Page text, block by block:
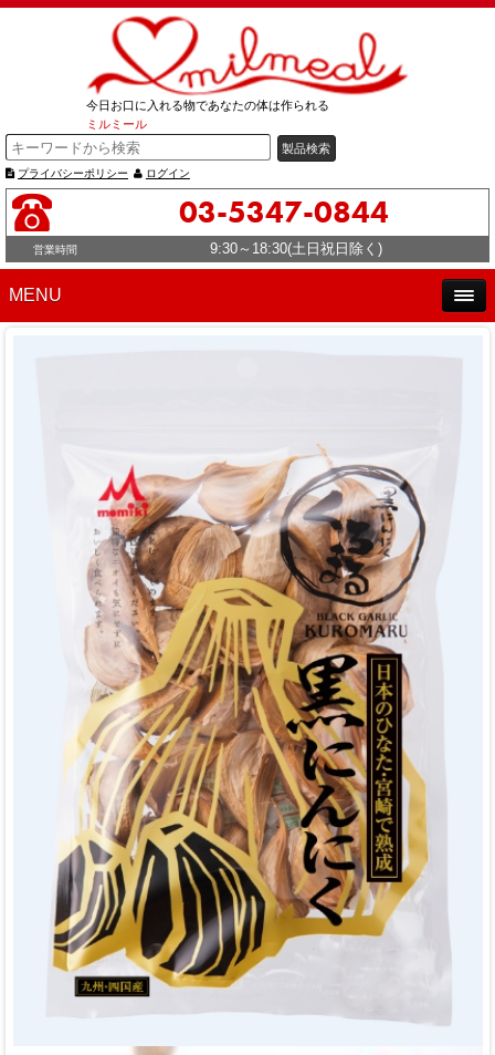
今日お口に入れる物であなたの体は作られる
ミルミール
プライバシーポリシー ログイン
03-5347-0844
営業時間 9:30～18:30(土日祝日除く)
MENU